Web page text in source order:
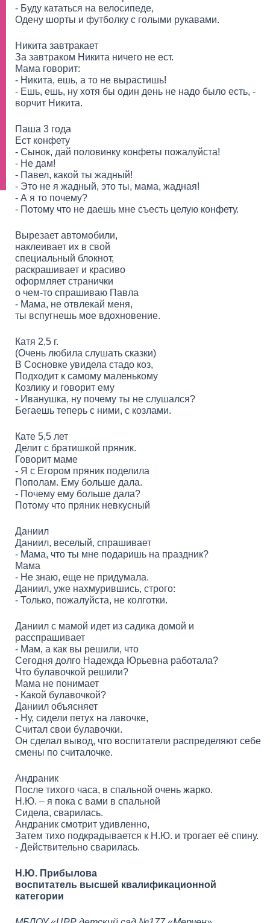
- Буду кататься на велосипеде,
Одену шорты и футболку с голыми рукавами.
Никита завтракает
За завтраком Никита ничего не ест.
Мама говорит:
- Никита, ешь, а то не вырастишь!
- Ешь, ешь, ну хотя бы один день не надо было есть, -
ворчит Никита.
Паша 3 года
Ест конфету
- Сынок, дай половинку конфеты пожалуйста!
- Не дам!
- Павел, какой ты жадный!
- Это не я жадный, это ты, мама, жадная!
- А я то почему?
- Потому что не даешь мне съесть целую конфету.
Вырезает автомобили,
наклеивает их в свой
специальный блокнот,
раскрашивает и красиво
оформляет странички
о чем-то спрашиваю Павла
- Мама, не отвлекай меня,
ты вспугнешь мое вдохновение.
Катя 2,5 г.
(Очень любила слушать сказки)
В Сосновке увидела стадо коз,
Подходит к самому маленькому
Козлику и говорит ему
- Иванушка, ну почему ты не слушался?
Бегаешь теперь с ними, с козлами.
Кате 5,5 лет
Делит с братишкой пряник.
Говорит маме
- Я с Егором пряник поделила
Пополам. Ему больше дала.
- Почему ему больше дала?
Потому что пряник невкусный
Даниил
Даниил, веселый, спрашивает
- Мама, что ты мне подаришь на праздник?
Мама
- Не знаю, еще не придумала.
Даниил, уже нахмурившись, строго:
- Только, пожалуйста, не колготки.
Даниил с мамой идет из садика домой и
расспрашивает
- Мам, а как вы решили, что
Сегодня долго Надежда Юрьевна работала?
Что булавочкой решили?
Мама не понимает
- Какой булавочкой?
Даниил объясняет
- Ну, сидели петух на лавочке,
Считал свои булавочки.
Он сделал вывод, что воспитатели распределяют себе
смены по считалочке.
Андраник
После тихого часа, в спальной очень жарко.
Н.Ю. – я пока с вами в спальной
Сидела, сварилась.
Андраник смотрит удивленно,
Затем тихо подкрадывается к Н.Ю. и трогает её спину.
- Действительно сварилась.
Н.Ю. Прибылова
воспитатель высшей квалификационной
категории